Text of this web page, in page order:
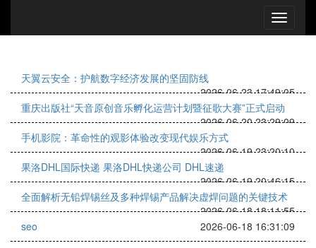
天翼云安全：护航数字经济发展的坚固防线
2026-06-23 17:49:05
重庆出版社“天音原创音乐孵化运营计划暨征歌大赛”正式启动
2026-06-20 23:29:09
手机影院：革命性的观影体验改变现代娱乐方式
2026-06-19 23:20:10
果洛DHL国际快递 果洛DHL快递公司 DHL速递
2026-06-19 20:46:15
全面解析无铅焊锡丝及多种焊锡产品解决虚焊问题的关键技术
2026-06-18 18:11:55
seo
2026-06-18 16:31:09